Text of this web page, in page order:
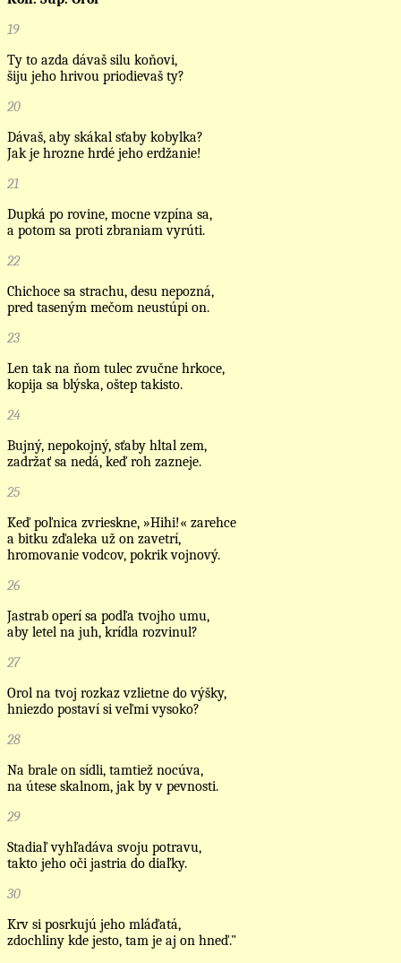
19
Ty to azda dávaš silu koňovi,
šiju jeho hrivou priodievaš ty?
20
Dávaš, aby skákal sťaby kobylka?
Jak je hrozne hrdé jeho erdžanie!
21
Dupká po rovine, mocne vzpína sa,
a potom sa proti zbraniam vyrúti.
22
Chichoce sa strachu, desu nepozná,
pred taseným mečom neustúpi on.
23
Len tak na ňom tulec zvučne hrkoce,
kopija sa blýska, oštep takisto.
24
Bujný, nepokojný, sťaby hltal zem,
zadržať sa nedá, keď roh zazneje.
25
Keď poľnica zvrieskne, »Hihi!« zarehce
a bitku zďaleka už on zavetrí,
hromovanie vodcov, pokrik vojnový.
26
Jastrab operí sa podľa tvojho umu,
aby letel na juh, krídla rozvinul?
27
Orol na tvoj rozkaz vzlietne do výšky,
hniezdo postaví si veľmi vysoko?
28
Na brale on sídli, tamtiež nocúva,
na útese skalnom, jak by v pevnosti.
29
Stadiaľ vyhľadáva svoju potravu,
takto jeho oči jastria do diaľky.
30
Krv si posrkujú jeho mláďatá,
zdochliny kde jesto, tam je aj on hneď."